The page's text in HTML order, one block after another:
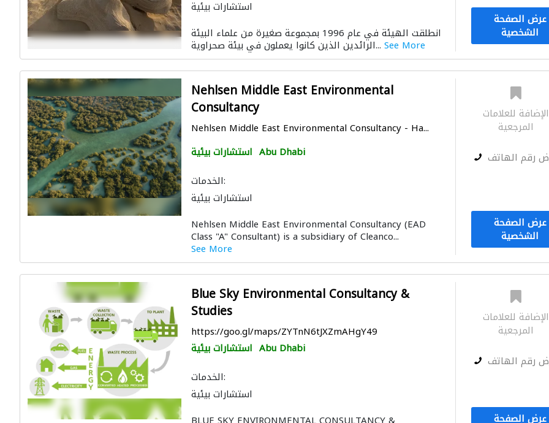
استشارات بيئية
انطلقت الهيئة في عام 1996 بمجموعة صغيرة من علماء البيئة
الرائدين الذين كانوا يعملون في بيئة صحراوية... See More
عرض الصفحة
الشخصية
Nehlsen Middle East Environmental
Consultancy
Nehlsen Middle East Environmental Consultancy - Ha...
استشارات بيئية Abu Dhabi
الخدمات:
استشارات بيئية
Nehlsen Middle East Environmental Consultancy (EAD
Class "A" Consultant) is a subsidiary of Cleanco...
See More
الإضافة للعلامات
المرجعية
رقم الهاتف
عرض الصفحة
الشخصية
Blue Sky Environmental Consultancy &
Studies
https://goo.gl/maps/ZYTnN6tJXZmAHgY49
استشارات بيئية Abu Dhabi
الخدمات:
استشارات بيئية
الإضافة للعلامات
المرجعية
رقم الهاتف
عرض الصفحة